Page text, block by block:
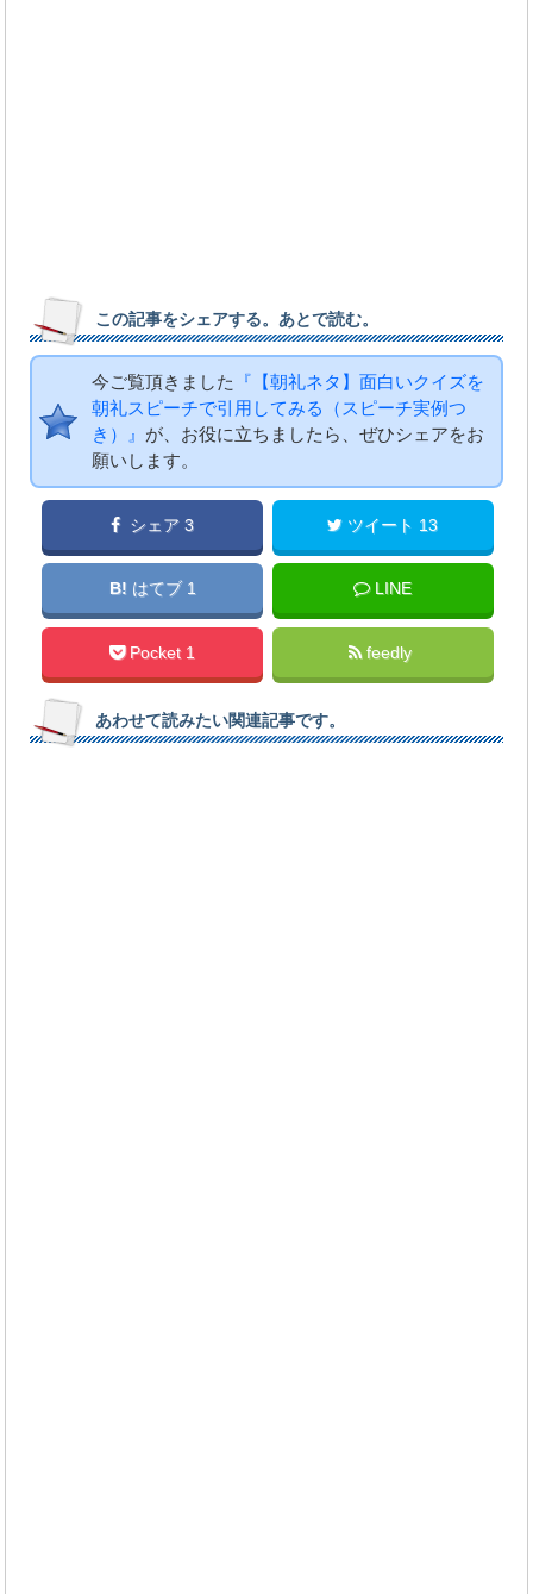
この記事をシェアする。あとで読む。
今ご覧頂きました
『【朝礼ネタ】面白いクイズを
朝礼スピーチで引用してみる（スピーチ実例つ
き）』 が、お役に立ちましたら、ぜひシェアをお
願いします。
シェア 3 ツイート 13
B! はてブ 1 LINE
Pocket 1 feedly
あわせて読みたい関連記事です。